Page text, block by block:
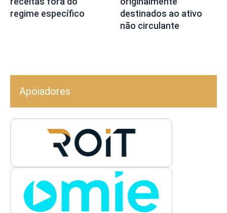
regime específico
destinados ao ativo
não circulante
Apoiadores